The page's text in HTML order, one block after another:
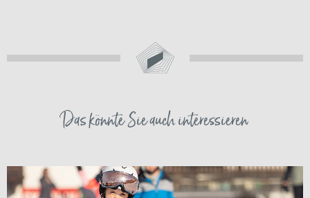
Das könnte Sie auch interessieren